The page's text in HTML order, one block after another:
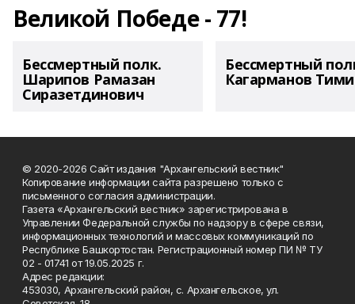
Великой Победе - 77!
Бессмертный полк.
Шарипов Рамазан
Сиразетдинович
Бессмертный
Кагарманов
© 2020-2026 Сайт издания "Архангельский вестник"
Копирование информации сайта разрешено только с
письменного согласия администрации.
Газета «Архангельский вестник» зарегистрирована в
Управлении Федеральной службы по надзору в сфере связи,
информационных технологий и массовых коммуникаций по
Республике Башкортостан. Регистрационный номер ПИ № ТУ
02 - 01741 от 19.05.2025 г.
Адрес редакции:
453030, Архангельский район, с. Архангельское, ул.